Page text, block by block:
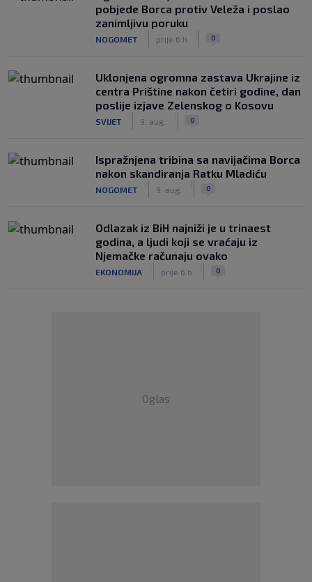
pobjede Borca protiv Veleža i poslao
zanimljivu poruku
NOGOMET prije 6 h 0
Uklonjena ogromna zastava Ukrajine iz
centra Prištine nakon četiri godine, dan
poslije izjave Zelenskog o Kosovu
SVIJET 9. aug. 0
Ispražnjena tribina sa navijačima Borca
nakon skandiranja Ratku Mladiću
NOGOMET 9. aug. 0
Odlazak iz BiH najniži je u trinaest
godina, a ljudi koji se vraćaju iz
Njemačke računaju ovako
EKONOMIJA prije 6 h 0
Oglas